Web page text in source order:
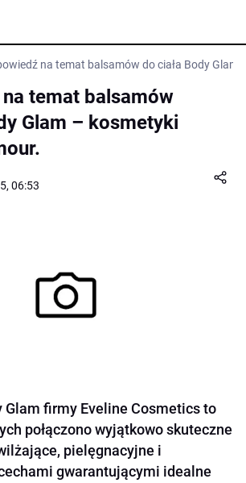
na temat balsamów do ciała Body Glam
temat balsamów
Glam – kosmetyki
06:53
Glam firmy Eveline Cosmetics to
połączono wyjątkowo skuteczne
pielęgnacyjne i
gwarantującymi idealne